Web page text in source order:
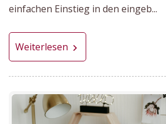
einfachen Einstieg in den eingeb...
Weiterlesen